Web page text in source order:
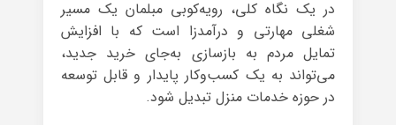
در یک نگاه کلی، رویه‌کوبی مبلمان یک مسیر
شغلی مهارتی و درآمدزا است که با افزایش
تمایل مردم به بازسازی به‌جای خرید جدید،
می‌تواند به یک کسب‌وکار پایدار و قابل توسعه
در حوزه خدمات منزل تبدیل شود.